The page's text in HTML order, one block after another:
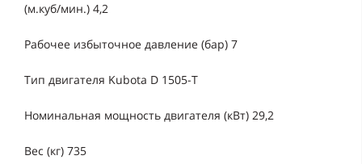
(м.куб/мин.) 4,2
Рабочее избыточное давление (бар) 7
Тип двигателя Kubota D 1505-Т
Номинальная мощность двигателя (кВт) 29,2
Вес (кг) 735